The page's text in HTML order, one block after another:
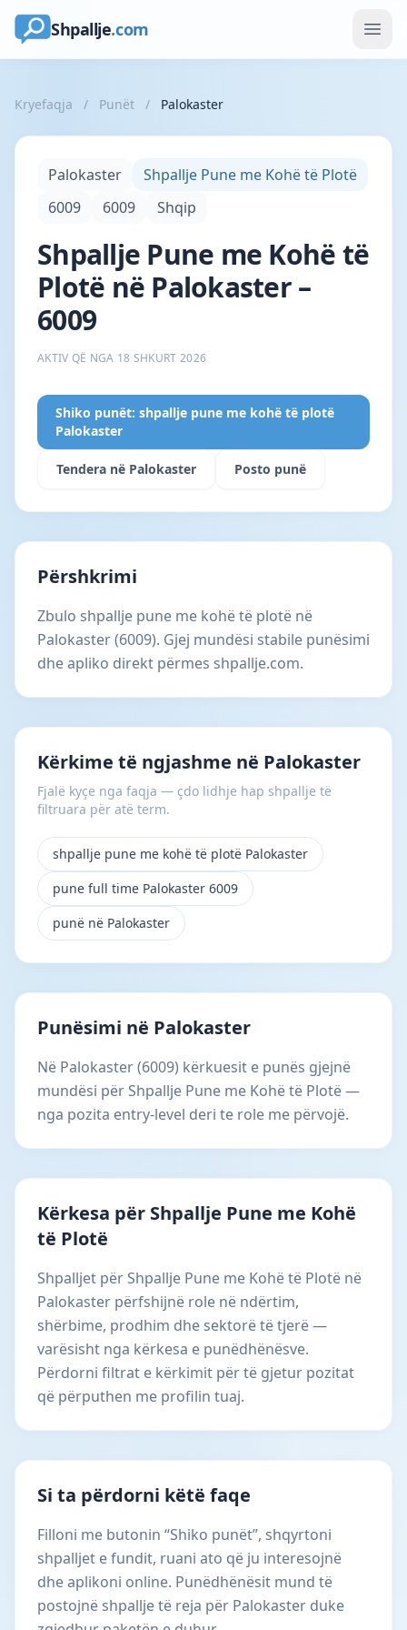
Shpallje.com
Kryefaqja / Punët / Palokaster
Palokaster
Shpallje Pune me Kohë të Plotë
6009
6009 Shqip
Shpallje Pune me Kohë të
Plotë në Palokaster –
6009
AKTIV QË NGA 18 SHKURT 2026
Shiko punët: shpallje pune me kohë të plotë
Palokaster
Tendera në Palokaster Posto punë
Përshkrimi
Zbulo shpallje pune me kohë të plotë në
Palokaster (6009). Gjej mundësi stabile punësimi
dhe apliko direkt përmes shpallje.com.
Kërkime të ngjashme në Palokaster
Fjalë kyçe nga faqja — çdo lidhje hap shpallje të
filtruara për atë term.
shpallje pune me kohë të plotë Palokaster
pune full time Palokaster 6009
punë në Palokaster
Punësimi në Palokaster
Në Palokaster (6009) kërkuesit e punës gjejnë
mundësi për Shpallje Pune me Kohë të Plotë —
nga pozita entry-level deri te role me përvojë.
Kërkesa për Shpallje Pune me Kohë
të Plotë
Shpalljet për Shpallje Pune me Kohë të Plotë në
Palokaster përfshijnë role në ndërtim,
shërbime, prodhim dhe sektorë të tjerë —
varësisht nga kërkesa e punëdhënësve.
Përdorni filtrat e kërkimit për të gjetur pozitat
që përputhen me profilin tuaj.
Si ta përdorni këtë faqe
Filloni me butonin “Shiko punët”, shqyrtoni
shpalljet e fundit, ruani ato që ju interesojnë
dhe aplikoni online. Punëdhënësit mund të
postojnë shpallje të reja për Palokaster duke